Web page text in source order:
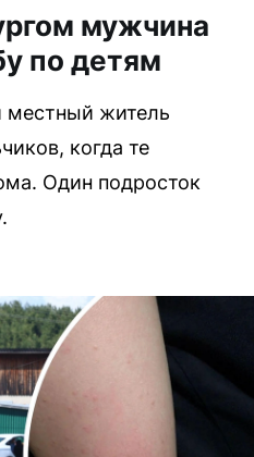
мужчина
по детям
местный житель
когда те
Один подросток